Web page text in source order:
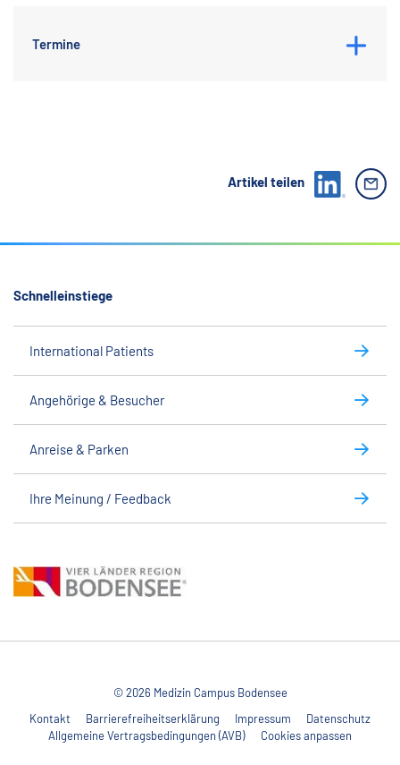
Termine
Artikel teilen
Schnelleinstiege
International Patients
Angehörige & Besucher
Anreise & Parken
Ihre Meinung / Feedback
© 2026 Medizin Campus Bodensee
Kontakt
Barrierefreiheitserklärung Impressum
Datenschutz
Allgemeine Vertragsbedingungen (AVB)
Cookies anpassen